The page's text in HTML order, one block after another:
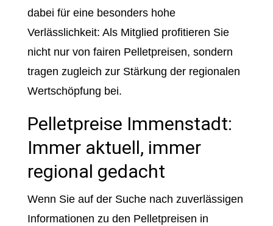
dabei für eine besonders hohe
Verlässlichkeit: Als Mitglied profitieren Sie
nicht nur von fairen Pelletpreisen, sondern
tragen zugleich zur Stärkung der regionalen
Wertschöpfung bei.
Pelletpreise Immenstadt:
Immer aktuell, immer
regional gedacht
Wenn Sie auf der Suche nach zuverlässigen
Informationen zu den Pelletpreisen in